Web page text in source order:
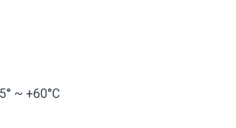
~ +60°C